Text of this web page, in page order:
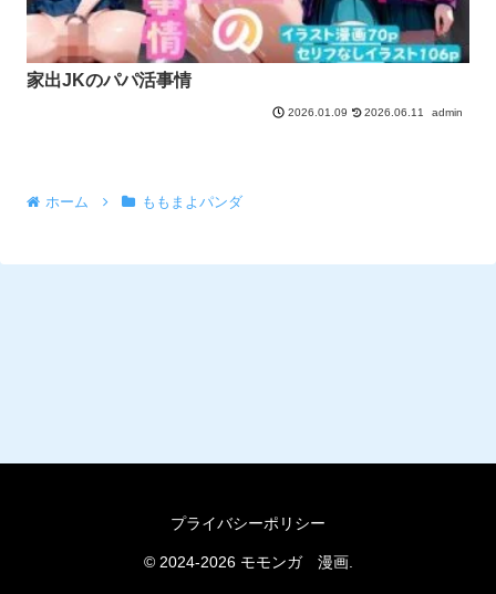
家出JKのパパ活事情
2026.01.09 2026.06.11 admin
ホーム ももまよパンダ
プライバシーポリシー
© 2024-2026 モモンガ 漫画.